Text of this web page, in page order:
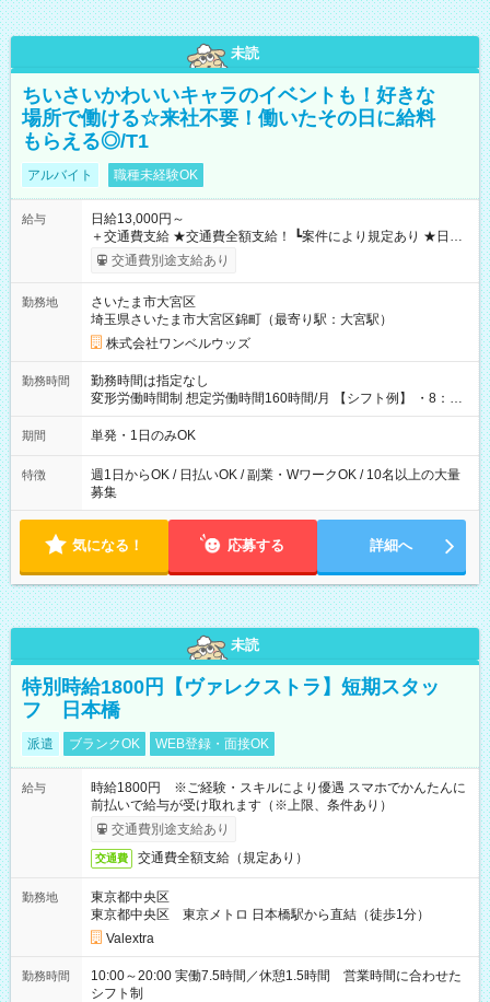
未読
ちいさいかわいいキャラのイベントも！好きな
場所で働ける☆来社不要！働いたその日に給料
もらえる◎/T1
アルバイト 職種未経験OK
給与
日給13,000円～
＋交通費支給 ★交通費全額支給！ ┗案件により規定あり ★日払
いOK！（規定あり） ┗働いたその日に現金GET♪ お仕事後はコ
ンビニATMから 日払い分を引き落とせます！ 【試用期間】試
交通費別途支給あり
勤務地
さいたま市大宮区
埼玉県さいたま市大宮区錦町（最寄り駅：大宮駅）
株式会社ワンベルウッズ
勤務時間
勤務時間は指定なし
変形労働時間制 想定労働時間160時間/月 【シフト例】 ・8：00
～21：00
期間 単発・1日のみOK
特徴
週1日からOK / 日払いOK / 副業・WワークOK / 10名以上の大量
募集
気になる！ 応募する 詳細へ
未読
特別時給1800円【ヴァレクストラ】短期スタッ
フ 日本橋
派遣 ブランクOK WEB登録・面接OK
給与
時給1800円 ※ご経験・スキルにより優遇 スマホでかんたんに
前払いで給与が受け取れます（※上限、条件あり）
交通費別途支給あり
交通費 交通費全額支給（規定あり）
勤務地
東京都中央区
東京都中央区 東京メトロ 日本橋駅から直結（徒歩1分）
Valextra
勤務時間
10:00～20:00 実働7.5時間／休憩1.5時間 営業時間に合わせた
シフト制